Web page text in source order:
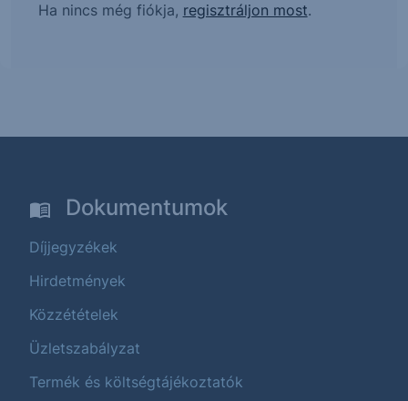
Ha nincs még fiókja, regisztráljon most.
Dokumentumok
Díjjegyzékek
Hirdetmények
Közzétételek
Üzletszabályzat
Termék és költségtájékoztatók